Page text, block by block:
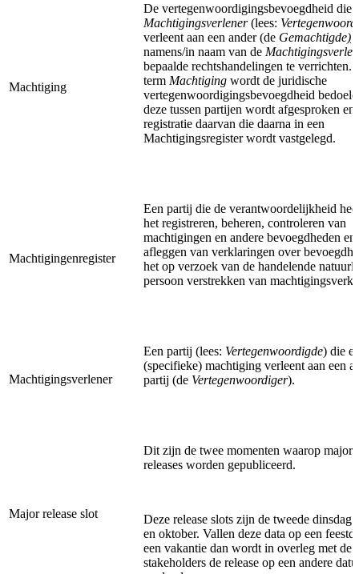
Machtiging
De vertegenwoordigingsbevoegdheid die
Machtigingsverlener(lees:
verleent aan een ander (de Gemachtigde)
namens/in naam van de
bepaalde rechtshandelingen te verrichten.
term Machtiging wordt de juridische
vertegenwoordigingsbevoegdheid
deze tussen partijen wordt afgesproken en
registratie daarvan die daarna in een
Machtigingsregister wordt vastgelegd.
Machtigingenregister
Een partij die de verantwoordelijkheid
het registreren, beheren, controleren van
machtigingen en andere bevoegdheden en
afleggen van verklaringen over
het op verzoek van de handelende
persoon verstrekken van
Machtigingsverlener
Een partij (lees: Vertegenwoordigde) die
(specifieke) machtiging verleent aan een
partij (de Vertegenwoordiger).
Major release slot
Dit zijn de twee momenten waarop major
releases worden gepubliceerd.
Deze release slots zijn de tweede dinsdag
en oktober. Vallen deze data op een
een vakantie dan wordt in overleg met de
stakeholders de release op een andere